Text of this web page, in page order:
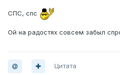
СПС, спс
Ой на радостях совсем забыл
Цитата